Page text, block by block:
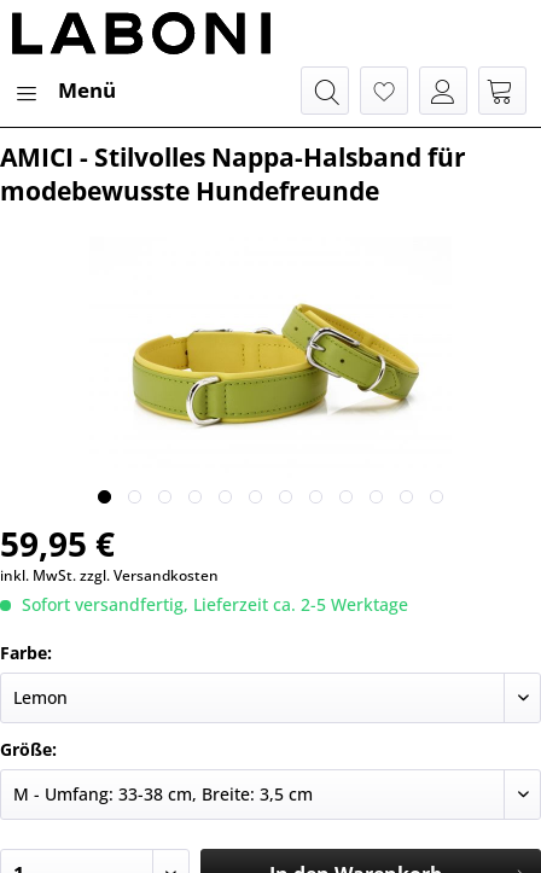
Menü
AMICI - Stilvolles Nappa-Halsband für
modebewusste Hundefreunde
59,95 €
inkl. MwSt.zzgl. Versandkosten
Sofort versandfertig, Lieferzeit ca. 2-5 Werktage
Farbe:
Größe: